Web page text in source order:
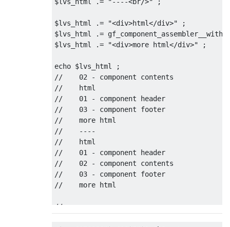
$lvs_html .= "<div>html</div>"
;
$lvs_html
.=
$lvs_html
.= "<div>more html</div>" ;
echo $lvs_html
;
//    02 - component contents
//    html
//    01 - component header
//    03 - component footer
//    more html
//    ----
//    html
//    01 - component header
//    02 - component contents
//    03 - component footer
//    more html
//---------------------------------